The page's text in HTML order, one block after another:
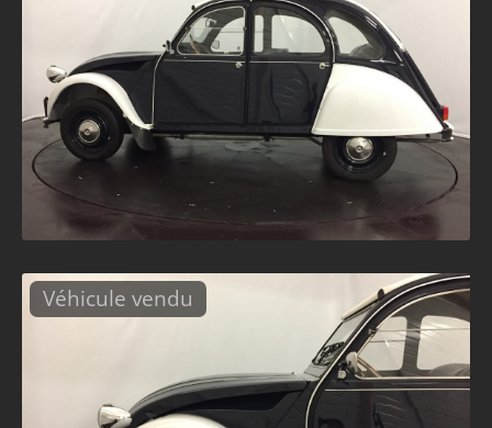
Véhicule vendu